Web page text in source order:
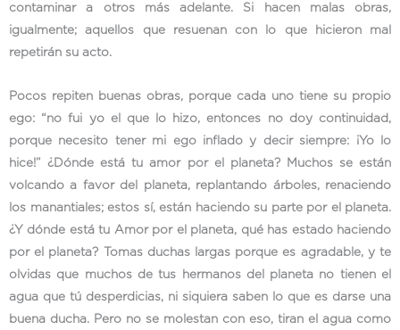
contaminar a otros más adelante. Si hacen malas obras,
igualmente; aquellos que resuenan con lo que hicieron mal
repetirán su acto.
Pocos repiten buenas obras, porque cada uno tiene su propio
ego: “no fui yo el que lo hizo, entonces no doy continuidad,
porque necesito tener mi ego inflado y decir siempre: ¡Yo lo
hice!” ¿Dónde está tu amor por el planeta? Muchos se están
volcando a favor del planeta, replantando árboles, renaciendo
los manantiales; estos sí, están haciendo su parte por el planeta.
¿Y dónde está tu Amor por el planeta, qué has estado haciendo
por el planeta? Tomas duchas largas porque es agradable, y te
olvidas que muchos de tus hermanos del planeta no tienen el
agua que tú desperdicias, ni siquiera saben lo que es darse una
buena ducha. Pero no se molestan con eso, tiran el agua como